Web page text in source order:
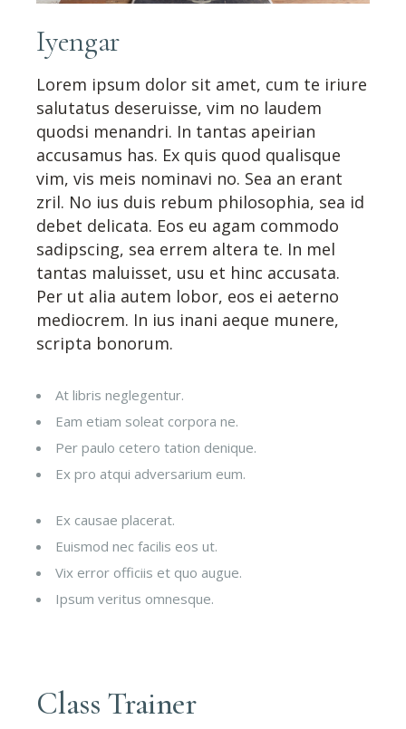
Iyengar
Lorem ipsum dolor sit amet, cum te iriure
salutatus deseruisse, vim no laudem
quodsi menandri. In tantas apeirian
accusamus has. Ex quis quod qualisque
vim, vis meis nominavi no. Sea an erant
zril. No ius duis rebum philosophia, sea id
debet delicata. Eos eu agam commodo
sadipscing, sea errem altera te. In mel
tantas maluisset, usu et hinc accusata.
Per ut alia autem lobor, eos ei aeterno
mediocrem. In ius inani aeque munere,
scripta bonorum.
At libris neglegentur.
Eam etiam soleat corpora ne.
Per paulo cetero tation denique.
Ex pro atqui adversarium eum.
Ex causae placerat.
Euismod nec facilis eos ut.
Vix error officiis et quo augue.
Ipsum veritus omnesque.
Class Trainer